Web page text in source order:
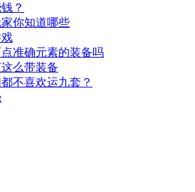
？
你知道哪些
准确元素的装备吗
么带装备
不喜欢运九套？